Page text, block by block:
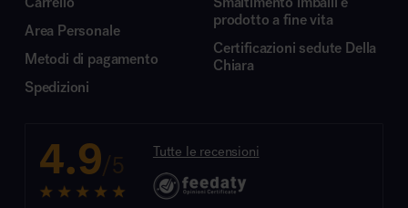
Area Personale
Metodi di pagamento
Spedizioni
prodotto a fine vita
Certificazioni sedute Della
Chiara
4.9/5 Tutte le recensioni